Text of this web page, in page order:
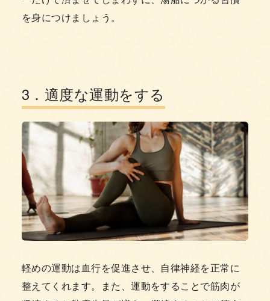
を身につけましょう。
3．適度な運動をする
軽めの運動は血行を促進させ、自律神経を正常に
整えてくれます。また、運動をすることで筋肉が